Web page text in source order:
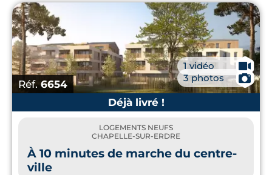
Réf. 6654
1 vidéo 🎥
3 photos
📷
Déjà livré !
LOGEMENTS NEUFS
CHAPELLE-SUR-ERDRE
À 10 minutes de marche du centre-
ville